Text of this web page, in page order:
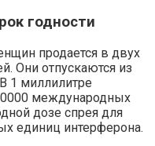
годности
продается в двух
Они отпускаются из
1 миллилитре
международных
дозе спрея для
единиц интерферона.